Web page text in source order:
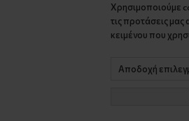
Χρησιμοποιούμε
τις προτάσεις
κειμένου που
Αποδοχή